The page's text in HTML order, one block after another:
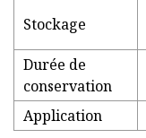
Stockage
Durée de
conservation
Application